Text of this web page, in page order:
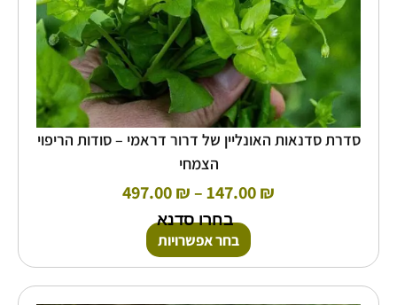
סדרת סדנאות האונליין של דרור דראמי – סודות הריפוי
הצמחי
147.00₪
–
497.00₪
בחרו סדנא
בחר אפשרויות